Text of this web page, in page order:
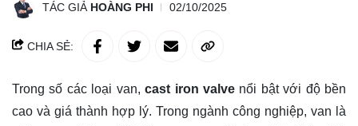
TÁC GIẢ HOÀNG PHI 02/10/2025
CHIA SẺ:
Trong số các loại van,cast iron valvenổi bật với độ bền
cao và giá thành hợp lý. Trong ngành công nghiệp, van là